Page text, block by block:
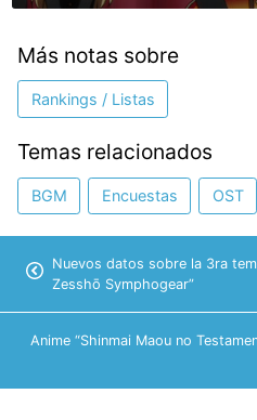
Más notas sobre
Rankings / Listas
Temas relacionados
BGM Encuestas OST
Nuevos datos sobre la 3ra
Zesshō Symphogear”
Anime “Shinmai Maou no